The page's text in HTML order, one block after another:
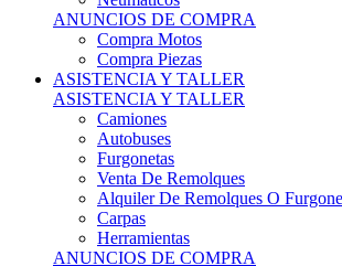
Compra Motos
Compra Piezas
ASISTENCIA Y TALLER
ASISTENCIA Y TALLER
Camiones
Autobuses
Furgonetas
Venta De Remolques
Alquiler De Remolques O Furgones
Carpas
Herramientas
ANUNCIOS DE COMPRA
Compra De Vehículos